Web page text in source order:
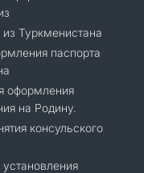
Туркменистана
паспорта
оформления
на Родину.
консульского